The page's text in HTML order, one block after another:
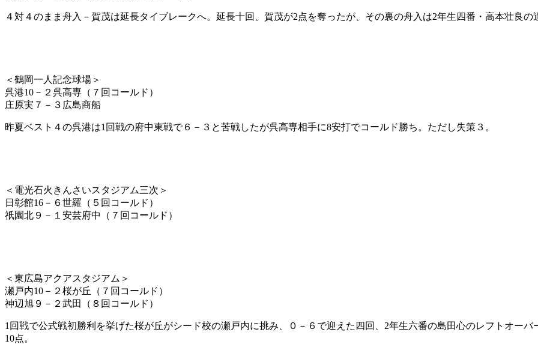
４対４のまま舟入－賀茂は延長タイブレークへ。延長十回、賀茂が2点を奪ったが、その裏の舟入は2年生四番・高本壮良
＜鶴岡一人記念球場＞
呉港10－２呉高専（７回コールド）
庄原実７－３広島商船
昨夏ベスト４の呉港は1回戦の府中東戦で６－３と苦戦したが呉高専相手に8安打でコールド勝ち。ただし失策３。
＜電光石火きんさいスタジアム三次＞
日彰館16－６世羅（５回コールド）
祇園北９－１安芸府中（７回コールド）
＜東広島アクアスタジアム＞
瀬戸内10－２桜が丘（７回コールド）
神辺旭９－２武田（８回コールド）
1回戦で公式戦初勝利を挙げた桜が丘がシード校の瀬戸内に挑み、０－６で迎えた四回、2年生六番の島田心のレフトオー
10点。